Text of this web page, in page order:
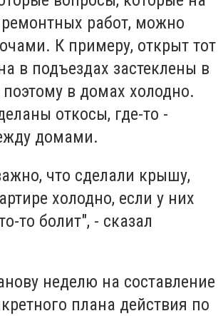
работ, можно
К примеру, открыт тот
в подъездах застеклены в
поэтому в домах холодно.
откосы, где-то -
домами.
что сделали крышу,
холодно, если у них
то болит", - сказал
неделю на составление
плана действия по